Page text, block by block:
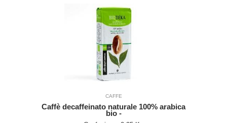
CAFFE
Caffè decaffeinato naturale 100% arabica
bio -